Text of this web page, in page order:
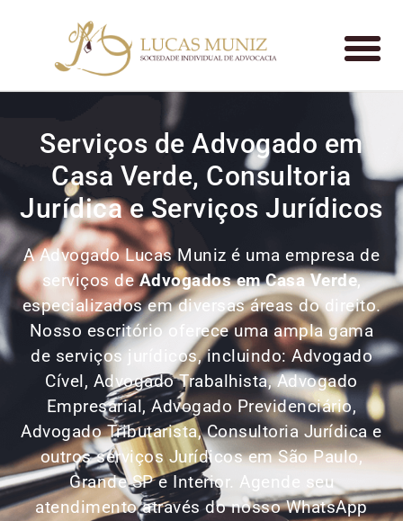
Serviços de Advogado em
Casa Verde, Consultoria
Jurídica e Serviços Jurídicos
A Advogado Lucas Muniz é uma empresa de
serviços deAdvogadosem Casa Verde,
especializados em diversas áreas do direito.
Nosso escritório oferece uma ampla gama
de serviços jurídicos, incluindo: Advogado
Cível, Advogado Trabalhista, Advogado
Empresarial, Advogado Previdenciário,
Advogado Tributarista, Consultoria Jurídica e
outros serviços Jurídicos em São Paulo,
Grande SP e Interior. Agende seu
atendimento através do nosso WhatsApp